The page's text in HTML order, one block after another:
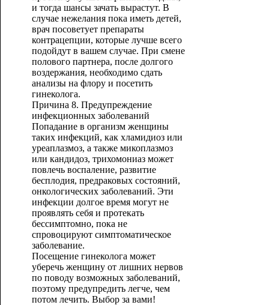
и тогда шансы зачать вырастут. В
случае нежелания пока иметь детей,
врач посоветует препараты
контрацепции, которые лучше всего
подойдут в вашем случае. При смене
полового партнера, после долгого
воздержания, необходимо сдать
анализы на флору и посетить
гинеколога.
Причина 8. Предупреждение
инфекционных заболеваний
Попадание в организм женщины
таких инфекций, как хламидиоз или
уреаплазмоз, а также микоплазмоз
или кандидоз, трихомониаз может
повлечь воспаление, развитие
бесплодия, предраковых состояний,
онкологических заболеваний. Эти
инфекции долгое время могут не
проявлять себя и протекать
бессимптомно, пока не
спровоцируют симптоматическое
заболевание.
Посещение гинеколога может
уберечь женщину от лишних нервов
по поводу возможных заболеваний,
поэтому предупредить легче, чем
потом лечить. Выбор за вами!